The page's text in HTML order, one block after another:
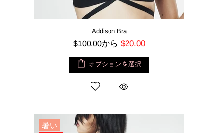
Addison Bra
$100.00から $20.00
オプションを選択
暑い